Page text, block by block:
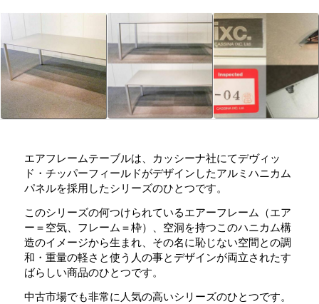
エアフレームテーブルは、カッシーナ社にてデヴィッ
ド・チッパーフィールドがデザインしたアルミハニカム
パネルを採用したシリーズのひとつです。
このシリーズの何つけられているエアーフレーム（エア
ー＝空気、フレーム＝枠）、空洞を持つこのハニカム構
造のイメージから生まれ、その名に恥じない空間との調
和・重量の軽さと使う人の事とデザインが両立されたす
ばらしい商品のひとつです。
中古市場でも非常に人気の高いシリーズのひとつです。